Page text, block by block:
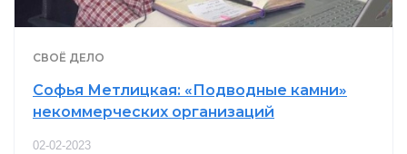
СВОЁ ДЕЛО
Софья Метлицкая: «Подводные камни»
некоммерческих организаций
02-02-2023